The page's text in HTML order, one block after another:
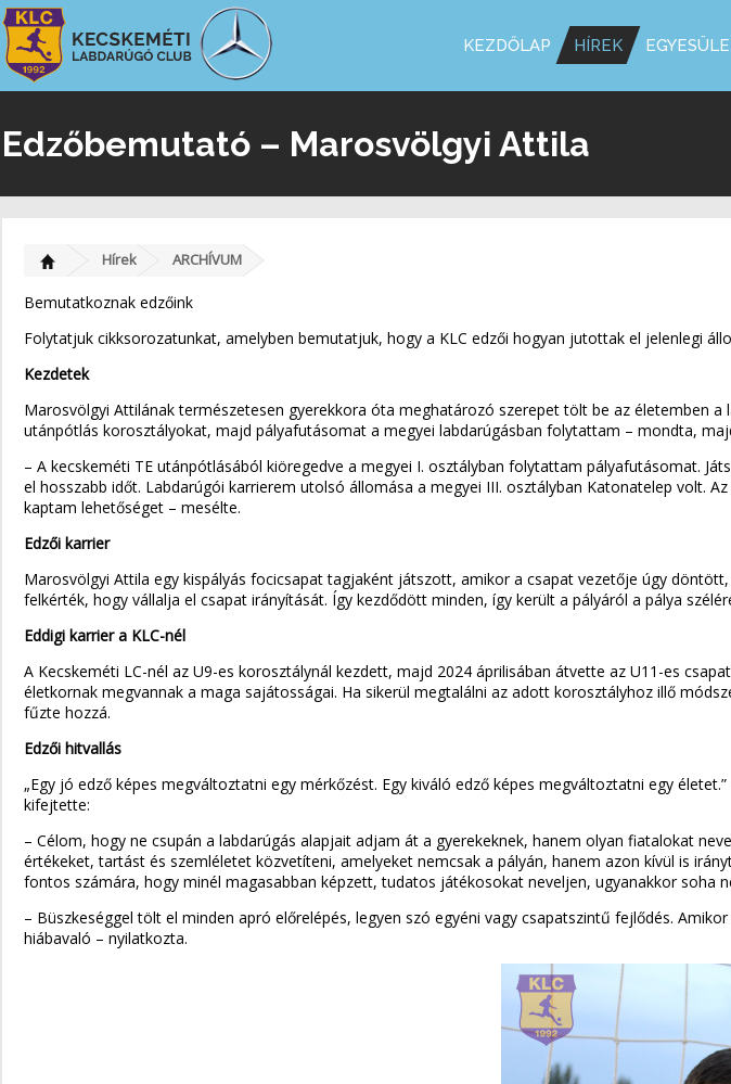
KEZDŐLAP HÍREK
Edzőbemutató – Marosvölgyi Attila
Hírek ARCHÍVUM
Bemutatkoznak edzőink
Folytatjuk cikksorozatunkat, amelyben bemutatjuk, hogy a KLC edzői hogyan jutottak el jelenlegi
Kezdetek
Marosvölgyi Attilának természetesen gyerekkora óta meghatározó szerepet tölt be az életemben
utánpótlás korosztályokat, majd pályafutásomat a megyei labdarúgásban folytattam – mondta,
– A kecskeméti TE utánpótlásából kiöregedve a megyei I. osztályban folytattam pályafutásomat.
el hosszabb időt. Labdarúgói karrierem utolsó állomása a megyei III. osztályban Katonatelep volt.
kaptam lehetőséget – mesélte.
Edzői karrier
Marosvölgyi Attila egy kispályás focicsapat tagjaként játszott, amikor a csapat vezetője úgy
felkérték, hogy vállalja el csapat irányítását. Így kezdődött minden, így került a pályáról a pálya
Eddigi karrier a KLC-nél
A Kecskeméti LC-nél az U9-es korosztálynál kezdett, majd 2024 áprilisában átvette az U11-es
életkornak megvannak a maga sajátosságai. Ha sikerül megtalálni az adott korosztályhoz illő
fűzte hozzá.
Edzői hitvallás
„Egy jó edző képes megváltoztatni egy mérkőzést. Egy kiváló edző képes megváltoztatni egy
kifejtette:
– Célom, hogy ne csupán a labdarúgás alapjait adjam át a gyerekeknek, hanem olyan fiatalokat
értékeket, tartást és szemléletet közvetíteni, amelyeket nemcsak a pályán, hanem azon kívül is
fontos számára, hogy minél magasabban képzett, tudatos játékosokat neveljen, ugyanakkor soha
– Büszkeséggel tölt el minden apró előrelépés, legyen szó egyéni vagy csapatszintű fejlődés.
hiábavaló – nyilatkozta.